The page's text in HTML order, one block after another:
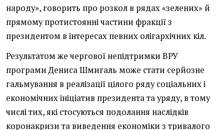
народу», говорить про розкол в рядах «зелених» й
прямому протистоянні частини фракції з
президентом в інтересах певних олігархічних кіл.
Результатом же чергової непідтримки ВРУ
програми Дениса Шмигаль може стати серйозне
гальмування в реалізації цілого ряду соціальних і
економічних ініціатив президента та уряду, в тому
числі тих, які стосуються подолання наслідків
коронакризи та виведення економіки з тривалого